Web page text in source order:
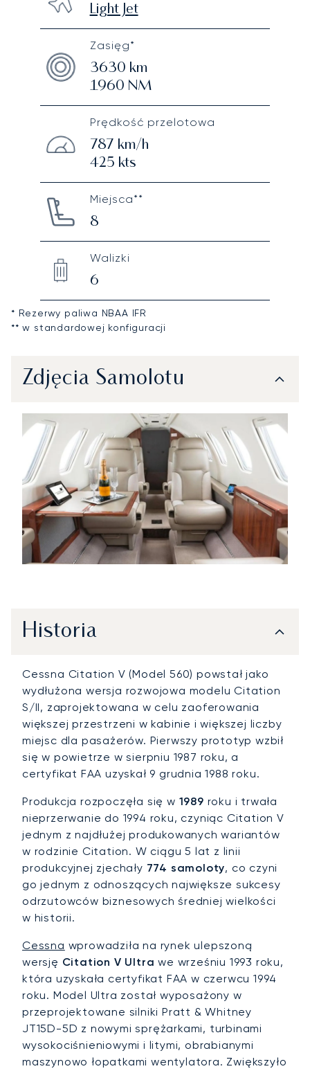
Light Jet
Zasięg*
3630 km
1960 NM
Prędkość przelotowa
787 km/h
425 kts
Miejsca**
8
Walizki
6
* Rezerwy paliwa NBAA IFR
** w standardowej konfiguracji
Zdjęcia Samolotu
Historia
Cessna Citation V (Model 560) powstał jako
wydłużona wersja rozwojowa modelu Citation
S/II, zaprojektowana w celu zaoferowania
większej przestrzeni w kabinie i większej liczby
miejsc dla pasażerów. Pierwszy prototyp wzbił
się w powietrze w sierpniu 1987 roku, a
certyfikat FAA uzyskał 9 grudnia 1988 roku.
Produkcja rozpoczęła się w 1989 roku i trwała
nieprzerwanie do 1994 roku, czyniąc Citation V
jednym z najdłużej produkowanych wariantów
w rodzinie Citation. W ciągu 5 lat z linii
produkcyjnej zjechały 774 samoloty, co czyni
go jednym z odnoszących największe sukcesy
odrzutowców biznesowych średniej wielkości
w historii.
Cessna wprowadziła na rynek ulepszoną
wersję Citation V Ultra we wrześniu 1993 roku,
która uzyskała certyfikat FAA w czerwcu 1994
roku. Model Ultra został wyposażony w
przeprojektowane silniki Pratt & Whitney
JT15D-5D z nowymi sprężarkami, turbinami
wysokociśnieniowymi i litymi, obrabianymi
maszynowo łopatkami wentylatora. Zwiększyło